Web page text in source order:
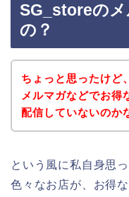
SG_storeの
の？
ちょっと思ったけ
メルマガなどでお得
配信していないのか
という風に私自身思
色々なお店が、お得